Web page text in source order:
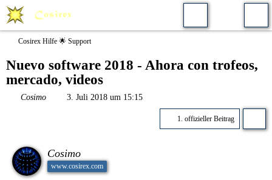
Cosirex Hilfe 🌟 Support
Nuevo software 2018 - Ahora con trofeos,
mercado, videos
Cosimo 3. Juli 2018 um 15:15
1. offizieller Beitrag
Cosimo
www.cosirex.com